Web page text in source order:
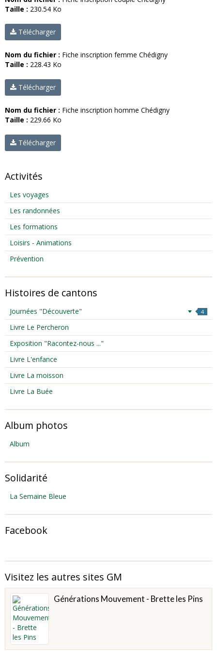
Taille : 230.54 Ko
Télécharger
Nom du fichier : Fiche inscription femme Chédigny
Taille : 228.43 Ko
Télécharger
Nom du fichier : Fiche inscription homme Chédigny
Taille : 229.66 Ko
Télécharger
Activités
Les voyages
Les randonnées
Les formations
Loisirs - Animations
Prévention
Histoires de cantons
Journées "Découverte" 4
Livre Le Percheron
Exposition "Racontez-nous ..."
Livre L'enfance
Livre La moisson
Livre La Buée
Album photos
Album
Solidarité
La Semaine Bleue
Facebook
Visitez les autres sites GM
Générations Mouvement - Brette les Pins